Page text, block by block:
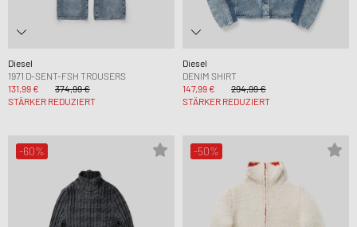
Diesel
1971 D-SENT-FSH TROUSERS
131,99 €
374,99 €
STÄRKER REDUZIERT
Diesel
DENIM SHIRT
147,99 €
294,99 €
STÄRKER REDUZIERT
-60% -50%